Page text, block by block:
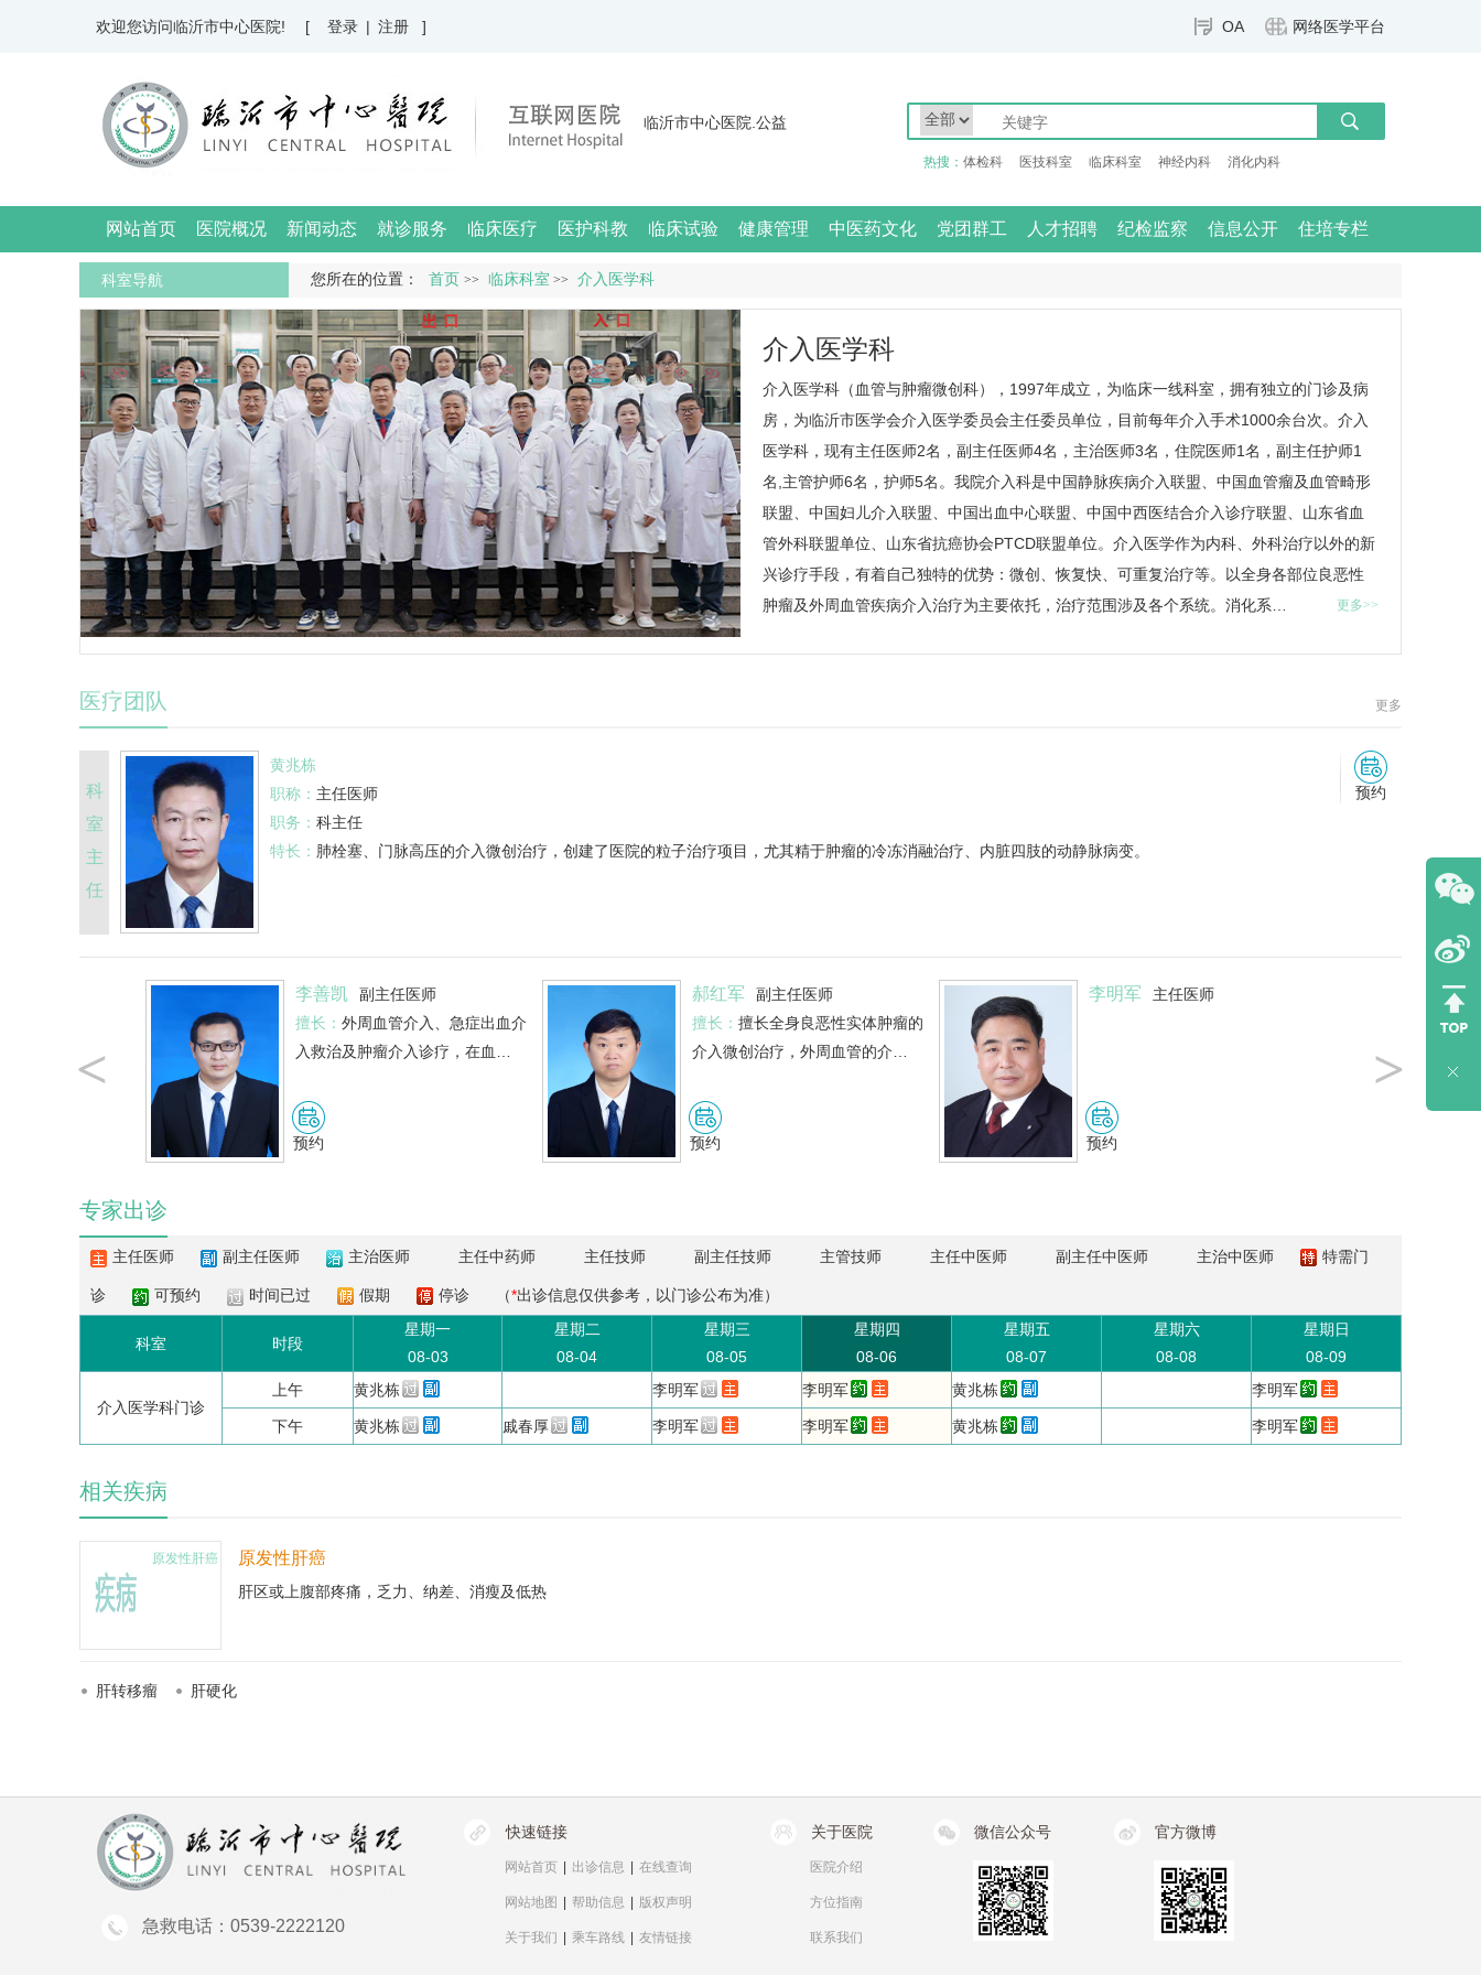
OA 网络医学平台
欢迎您访问临沂市中心医院! [ 登录 | 注册 ]
临沂市中心医院.公益
热搜： 体检科 医技科室 临床科室 神经内科 消化内科
网站首页 医院概况 新闻动态 就诊服务 临床医疗 医护科教 临床试验 健康管理 中医药文化 党团群工 人才招聘 纪检监察 信息公开 住培专栏
您所在的位置： 首页 >> 临床科室 >> 介入医学科
科室导航
介入医学科
介入医学科 （血管与肿瘤微创科），1997年成立，为临床一线科室，拥有独立的门诊及病
房，为临沂市医学会介入医学委员会主任委员单位，目前每年介入手术1000余台次。 介入
医学科 ，现有主任医师2名，副主任医师4名，主治医师3名，住院医师1名，副主任护师1
名,主管护师6名，护师5名。我院介入科是中国静脉疾病介入联盟、中国血管瘤及血管畸形
联盟、中国妇儿介入联盟、中国出血中心联盟、中国中西医结合介入诊疗联盟、山东省血
管外科联盟单位、山东省抗癌协会PTCD联盟单位。介入医学作为内科、外科治疗以外的新
兴诊疗手段，有着自己独特的优势：微创、恢复快、可重复治疗等。以全身各部位良恶性
肿瘤及外周血管疾病介入治疗为主要依托，治疗范围涉及各个系统。消化系…
更多>>
更多
医疗团队
科
室
主
任
黄兆栋
职称： 主任医师
职务： 科主任
特长： 肺栓塞、门脉高压的介入微创治疗，创建了医院的粒子治疗项目，尤其精于肿瘤的冷冻消融治疗、内脏四肢的动静脉病变。
预约
李善凯
副主任医师
擅长： 外周血管介入、急症出血介
入救治及肿瘤介入诊疗，在血…
预约
郝红军
副主任医师
擅长： 擅长全身良恶性实体肿瘤的
介入微创治疗，外周血管的介…
预约
李明军 主任医师
预约
< >
专家出诊
主任医师 副主任医师 主治医师 主任中药师 主任技师 副主任技师 主管技师 主任中医师 副主任中医师 主治中医师 特需门
诊 可预约 时间已过 假期 停诊 （*出诊信息仅供参考，以门诊公布为准）
科室 时段
星期一
08-03
星期二
08-04
星期三
08-05
星期四
08-06
星期五
08-07
星期六
08-08
星期日
08-09
介入医学科门诊
上午 黄兆栋 李明军 李明军 黄兆栋 李明军
下午 黄兆栋 戚春厚 李明军 李明军 黄兆栋 李明军
相关疾病
原发性肝癌 原发性肝癌
肝区或上腹部疼痛，乏力、纳差、消瘦及低热
肝转移瘤 肝硬化
急救电话：0539-2222120
快速链接
网站首页 出诊信息 在线查询
网站地图 帮助信息 版权声明
关于我们 乘车路线 友情链接
关于医院
医院介绍
方位指南
联系我们
微信公众号 官方微博